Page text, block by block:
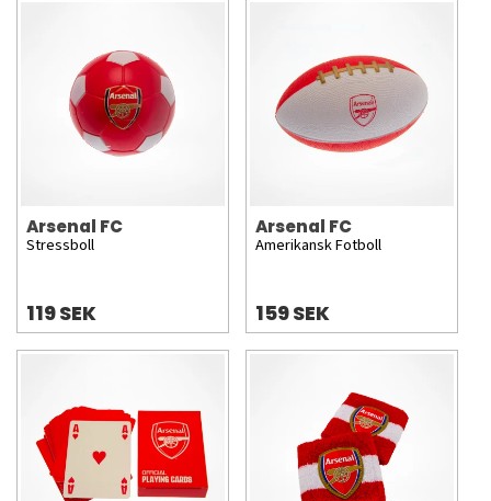
Arsenal FC
Stressboll
119 SEK
Arsenal FC
Amerikansk Fotboll
159 SEK